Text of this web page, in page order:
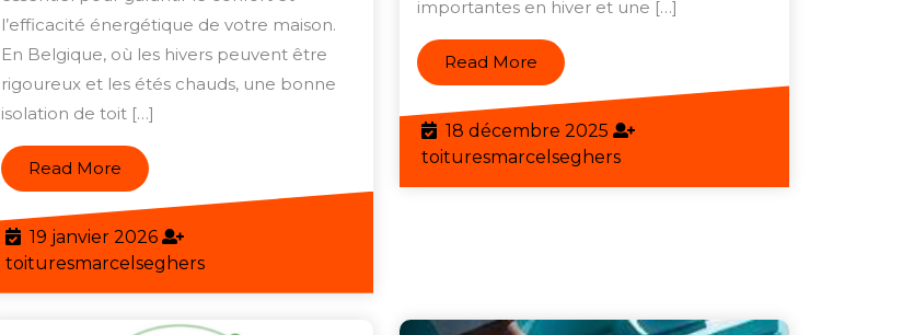
avec
un
Isolant
de
Toiture
de
Qualité
l’efficacité énergétique de votre maison.
En Belgique, où les hivers peuvent être
rigoureux et les étés chauds, une bonne
isolation de toit […]
Read More Read
More
19 janvier 202619
janvier
2026
toituresmarcelsegherstoituresmarcelseghers
importantes en hiver et une […]
Read More Read
More
18 décembre 2025 18
décembre
2025
toituresmarcelsegherstoituresmarcelseghers